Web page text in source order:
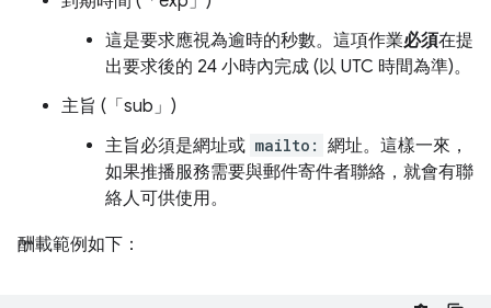
這是要求應視為逾時的秒數。這項作業必須在提
出要求後的 24 小時內完成 (以 UTC 時間為準)。
主旨 (「sub」)
主旨必須是網址或 mailto: 網址。這樣一來，
如果推播服務需要與郵件寄件者聯絡，就會有聯
絡人可供使用。
酬載範例如下：